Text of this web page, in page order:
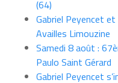
(64)
Gabriel Peyencet
Availles Limouzine
Samedi 8 août :
Paulo Saint Gérard
Gabriel Peyencet